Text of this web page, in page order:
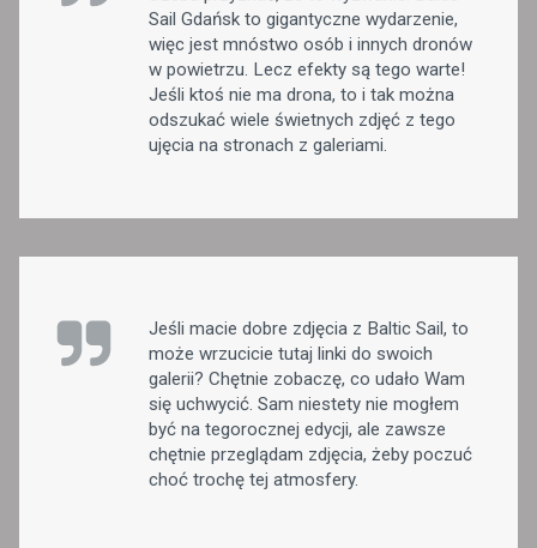
Sail Gdańsk to gigantyczne wydarzenie,
więc jest mnóstwo osób i innych dronów
w powietrzu. Lecz efekty są tego warte!
Jeśli ktoś nie ma drona, to i tak można
odszukać wiele świetnych zdjęć z tego
ujęcia na stronach z galeriami.
Jeśli macie dobre zdjęcia z Baltic Sail, to
może wrzucicie tutaj linki do swoich
galerii? Chętnie zobaczę, co udało Wam
się uchwycić. Sam niestety nie mogłem
być na tegorocznej edycji, ale zawsze
chętnie przeglądam zdjęcia, żeby poczuć
choć trochę tej atmosfery.